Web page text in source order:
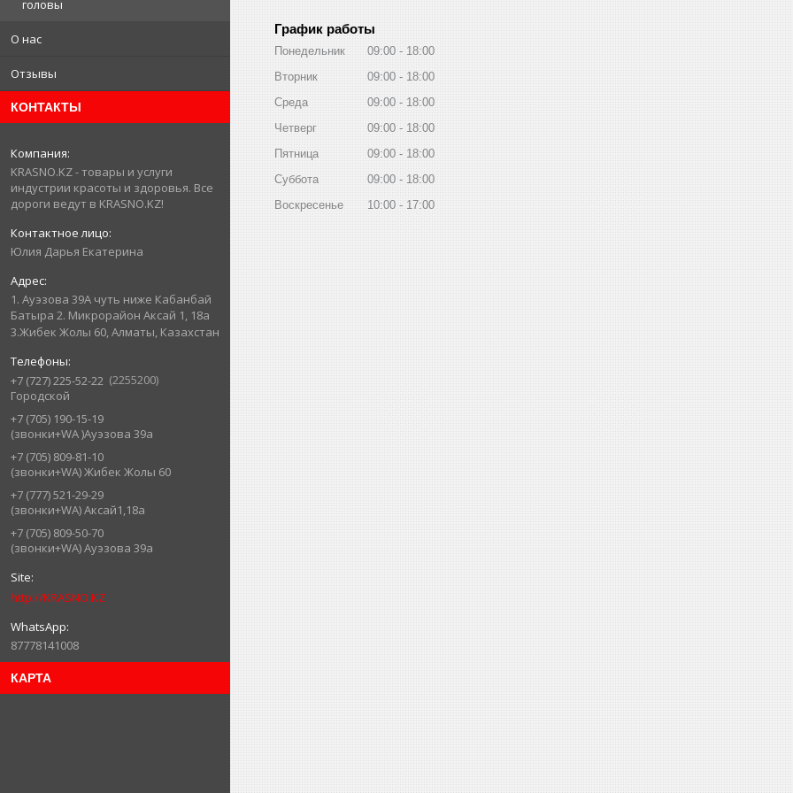
головы
О нас
Отзывы
КОНТАКТЫ
KRASNO.KZ - товары и услуги
индустрии красоты и здоровья. Все
дороги ведут в KRASNO.KZ!
Юлия Дарья Екатерина
1. Ауэзова 39А чуть ниже Кабанбай
Батыра ㅤㅤㅤㅤㅤㅤㅤㅤㅤㅤㅤㅤㅤㅤ2. ​Микрорайон Аксай 1, 18а
3.Жибек Жолы 60, Алматы, Казахстан
+7 (727) 225-52-22 2255200
Городской
+7 (705) 190-15-19
(звонки+WA )Ауэзова 39а
+7 (705) 809-81-10
(звонки+WA) Жибек Жолы 60
+7 (777) 521-29-29
(звонки+WA) Аксай1,18а
+7 (705) 809-50-70
(звонки+WA) Ауэзова 39а
http://KRASNO.KZ
87778141008
КАРТА
График работы
Понедельник 09:00
18:00
Вторник
09:00
18:00
Среда
09:00
18:00
Четверг
09:00
18:00
Пятница
09:00
18:00
Суббота
09:00
18:00
Воскресенье
10:00 17:00